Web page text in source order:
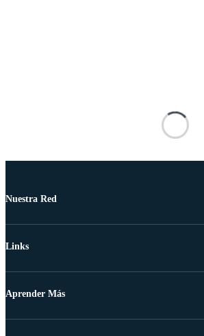
Nuestra Red
Links
Aprender Más